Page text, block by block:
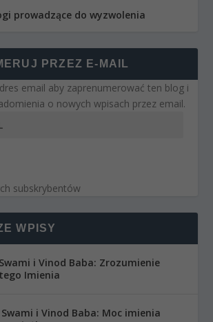
prowadzące do wyzwolenia
PRZEZ E-MAIL
email aby zaprenumerować ten blog i
o nowych wpisach przez email.
subskrybentów
WPISY
i Vinod Baba: Zrozumienie
Imienia
i Vinod Baba: Moc imienia